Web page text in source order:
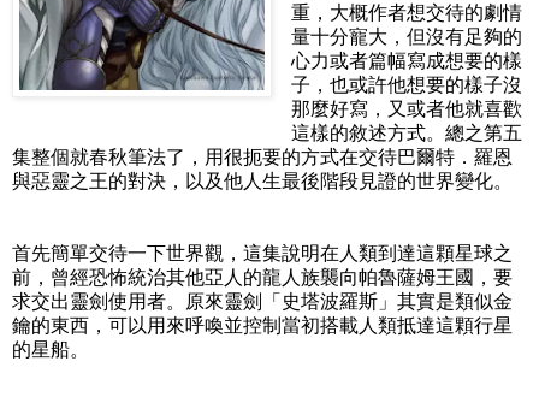
重，大概作者想交待的劇情
量十分寵大，但沒有足夠的
心力或者篇幅寫成想要的樣
子，也或許他想要的樣子沒
那麼好寫，又或者他就喜歡
這樣的敘述方式。總之第五
集整個就春秋筆法了，用很扼要的方式在交待巴爾特．羅恩
與惡靈之王的對決，以及他人生最後階段見證的世界變化。
首先簡單交待一下世界觀，這集說明在人類到達這顆星球之
前，曾經恐怖統治其他亞人的龍人族襲向帕魯薩姆王國，要
求交出靈劍使用者。原來靈劍「史塔波羅斯」其實是類似金
鑰的東西，可以用來呼喚並控制當初搭載人類抵達這顆行星
的星船。